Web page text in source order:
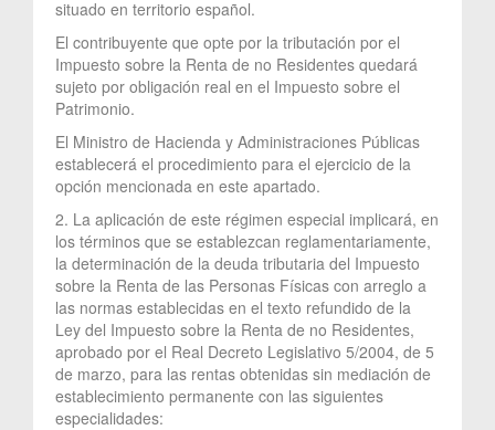
situado en territorio español.
El contribuyente que opte por la tributación por el
Impuesto sobre la Renta de no Residentes quedará
sujeto por obligación real en el Impuesto sobre el
Patrimonio.
El Ministro de Hacienda y Administraciones Públicas
establecerá el procedimiento para el ejercicio de la
opción mencionada en este apartado.
2. La aplicación de este régimen especial implicará, en
los términos que se establezcan reglamentariamente,
la determinación de la deuda tributaria del Impuesto
sobre la Renta de las Personas Físicas con arreglo a
las normas establecidas en el texto refundido de la
Ley del Impuesto sobre la Renta de no Residentes,
aprobado por el Real Decreto Legislativo 5/2004, de 5
de marzo, para las rentas obtenidas sin mediación de
establecimiento permanente con las siguientes
especialidades: